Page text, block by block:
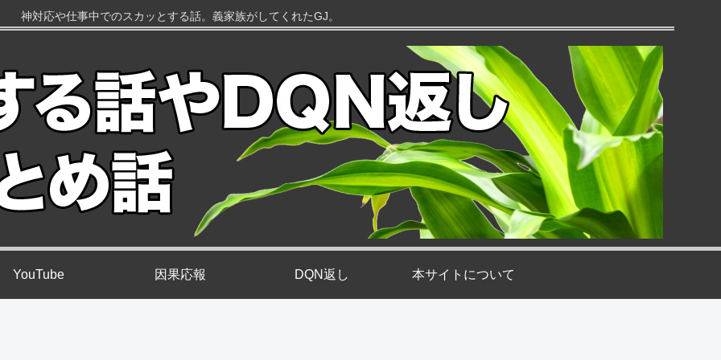
神対応や仕事中でのスカッとする話。義家族がしてくれたGJ。
YouTube 因果応報 DQN返し 本サイトについて